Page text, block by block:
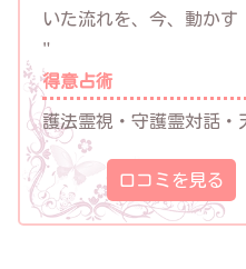
いた流れを、今、動かす
"
得意占術
護法霊視・守護霊対話・
口コミを見る